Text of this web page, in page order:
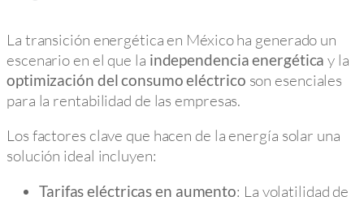
La transición energética en México ha generado un
escenario en el que la independencia energética y la
optimización del consumo eléctrico son esenciales
para la rentabilidad de las empresas.
Los factores clave que hacen de la energía solar una
solución ideal incluyen:
Tarifas eléctricas en aumento: La volatilidad de